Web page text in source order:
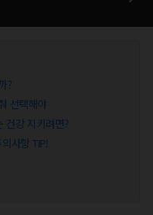
?
선택해야
강 지키려면?
사항 TIP!